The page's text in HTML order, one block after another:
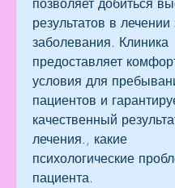
позволяет добиться
результатов в лечении
заболевания. Клиника
предоставляет
условия для
пациентов и
качественный
лечения., какие
психологические
пациента.